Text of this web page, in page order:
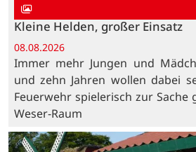
Kleine Helden, großer Einsatz
08.08.2026
Immer mehr Jungen und
und zehn Jahren wollen dabei
Feuerwehr spielerisch zur Sache
Weser-Raum